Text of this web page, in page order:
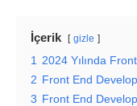
İçerik gizle
1 2024 Yılında
2 Front End
3 Front End